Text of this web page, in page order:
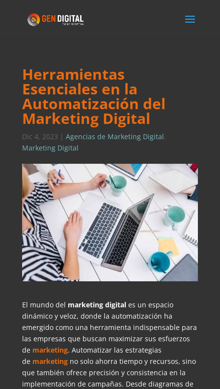
Herramientas
Esenciales en la
Automatización del
Marketing Digital
Dic 4, 2023 | Agencias de Marketing Digital,
Marketing Digital
El mundo del marketing digitales un espacio
dinámico y veloz, donde la automatización ha
emergido como una herramienta indispensable para
las empresas que buscan maximizar sus esfuerzos
de marketing. Automatizar las estrategias
de marketingno solo ahorra tiempo y recursos, sino
que también ofrece precisión y consistencia en la
implementación de campañas. Desde diagramas de